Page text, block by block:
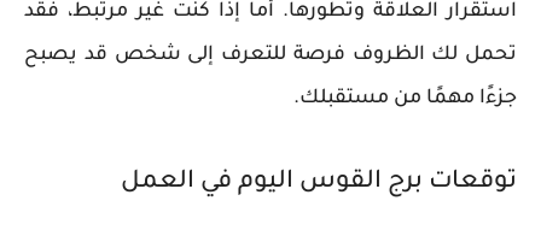
استقرار العلاقة وتطورها. أما إذا كنت غير مرتبط، فقد
تحمل لك الظروف فرصة للتعرف إلى شخص قد يصبح
جزءًا مهمًا من مستقبلك.
توقعات برج القوس اليوم في العمل